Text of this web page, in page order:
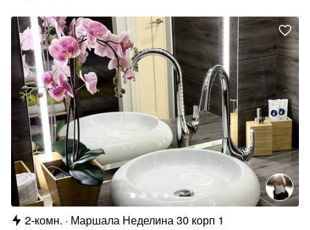
2-комн.
Маршала Неделина 30 корп 1